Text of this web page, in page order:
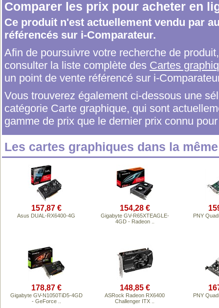
Comparer les prix pour acheter en
Ce produit n'est actuellement vendu par
référencés sur i-Comparateur.
Afin de poursuivre votre recherche de
consulter la liste complète des Cartes
un point de vente référencé sur i-
Vous trouverez également ci-dessous une
catégorie Carte graphique, qui sont
gamme de prix que le dernier prix connu
Les cartes graphiques dans la
157,87 €
Asus DUAL-RX6400-4G
154,28 €
Gigabyte GV-R65XTEAGLE-
4GD - Radeon ..
PNY
178,87 €
Gigabyte GV-N1050TiD5-4GD
- GeForce ..
148,85 €
ASRock Radeon RX6400
Challenger ITX ..
PNY